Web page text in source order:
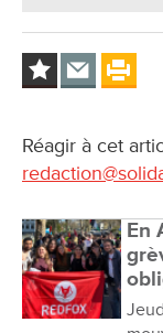
Réagir à cet
En